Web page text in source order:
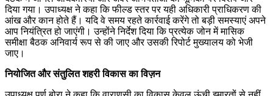
दिया गया। उपाध्यक्ष ने कहा कि फील्ड स्तर पर यही अधिकारी प्राधिकरण की
आंख और कान होते हैं। यदि वे समय रहते कार्रवाई करेंगे तो बड़ी समस्याएं अपने
आप नियंत्रित हो जाएंगी। उन्होंने निर्देश दिया कि प्रत्येक जोन में मासिक
समीक्षा बैठक अनिवार्य रूप से की जाए और उसकी रिपोर्ट मुख्यालय को भेजी
जाए।
नियोजित और संतुलित शहरी विकास का विज़न